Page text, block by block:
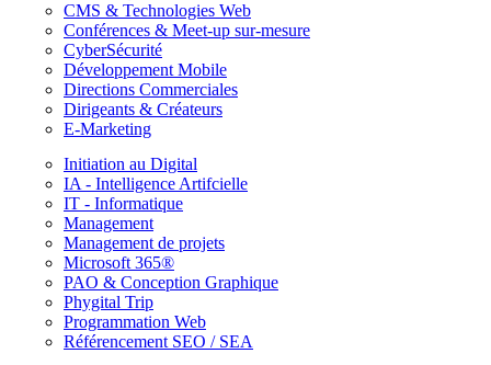
CMS & Technologies Web
Conférences & Meet-up sur-mesure
CyberSécurité
Développement Mobile
Directions Commerciales
Dirigeants & Créateurs
E-Marketing
Initiation au Digital
IA - Intelligence Artifcielle
IT - Informatique
Management
Management de projets
Microsoft 365®
PAO & Conception Graphique
Phygital Trip
Programmation Web
Référencement SEO / SEA